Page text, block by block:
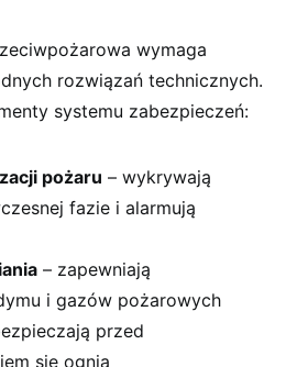
wymaga
rozwiązań technicznych.
systemu zabezpieczeń:
pożaru – wykrywają
fazie i alarmują
– zapewniają
i gazów pożarowych
przed
się ognia